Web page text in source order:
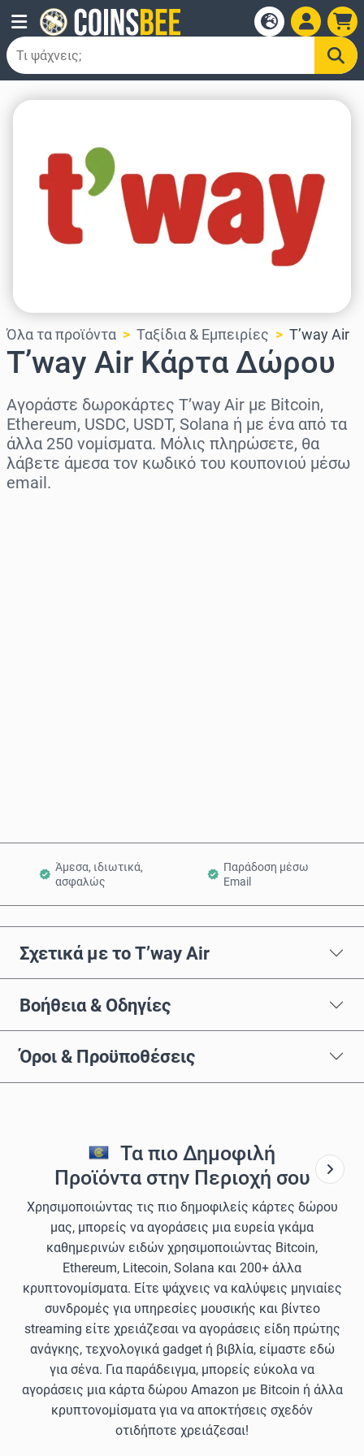
Όλα τα προϊόντα Ταξίδια & Εμπειρίες T’way Air
T’way Air Κάρτα Δώρου
Αγοράστε δωροκάρτες T’way Air με Bitcoin,
Ethereum, USDC, USDT, Solana ή με ένα από τα
άλλα 250 νομίσματα. Μόλις πληρώσετε, θα
λάβετε άμεσα τον κωδικό του κουπονιού μέσω
email.
Άμεσα, ιδιωτικά,
ασφαλώς
Παράδοση μέσω
Email
Σχετικά με το T’way Air
Βοήθεια & Οδηγίες
Όροι & Προϋποθέσεις
Τα πιο Δημοφιλή
Προϊόντα στην Περιοχή σου
Χρησιμοποιώντας τις πιο δημοφιλείς κάρτες δώρου
μας, μπορείς να αγοράσεις μια ευρεία γκάμα
καθημερινών ειδών χρησιμοποιώντας Bitcoin,
Ethereum, Litecoin, Solana και 200+ άλλα
κρυπτονομίσματα. Είτε ψάχνεις να καλύψεις μηνιαίες
συνδρομές για υπηρεσίες μουσικής και βίντεο
streaming είτε χρειάζεσαι να αγοράσεις είδη πρώτης
ανάγκης, τεχνολογικά gadget ή βιβλία, είμαστε εδώ
για σένα. Για παράδειγμα, μπορείς εύκολα να
αγοράσεις μια κάρτα δώρου Amazon με Bitcoin ή άλλα
κρυπτονομίσματα για να αποκτήσεις σχεδόν
οτιδήποτε χρειάζεσαι!